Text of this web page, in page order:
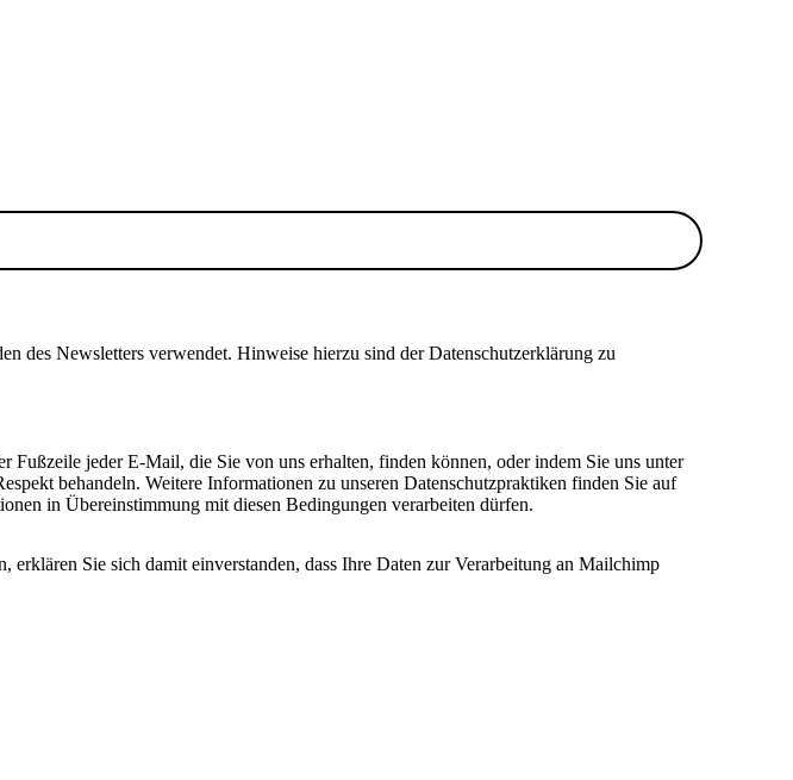
des Newsletters verwendet. Hinweise hierzu sind der Datenschutzerklärung zu
jeder E-Mail, die Sie von uns erhalten, finden können, oder indem Sie uns unter
behandeln. Weitere Informationen zu unseren Datenschutzpraktiken finden Sie auf
in Übereinstimmung mit diesen Bedingungen verarbeiten dürfen.
Sie sich damit einverstanden, dass Ihre Daten zur Verarbeitung an Mailchimp